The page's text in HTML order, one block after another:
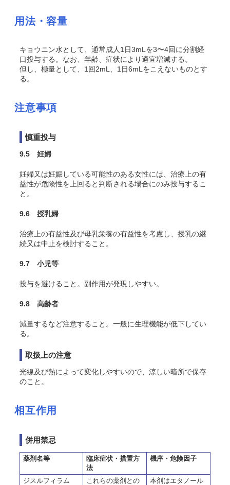
用法・容量
キョウニン水として、通常成人1日3mLを3〜4回に分割経
口投与する。なお、年齢、症状により適宜増減する。
但し、極量として、1回2mL、1日6mLをこえないものとす
る。
注意事項
慎重投与
9.5 妊婦
妊婦又は妊娠している可能性のある女性には、治療上の有
益性が危険性を上回ると判断される場合にのみ投与するこ
と。
9.6 授乳婦
治療上の有益性及び母乳栄養の有益性を考慮し、授乳の継
続又は中止を検討すること。
9.7 小児等
投与を避けること。副作用が発現しやすい。
9.8 高齢者
減量するなど注意すること。一般に生理機能が低下してい
る。
取扱上の注意
光線及び熱によって変化しやすいので、涼しい暗所で保存
のこと。
相互作用
併用禁忌
薬剤名等
臨床症状・措置方
法
機序・危険因子
ジスルフィラム
これらの薬剤との
本剤はエタノール